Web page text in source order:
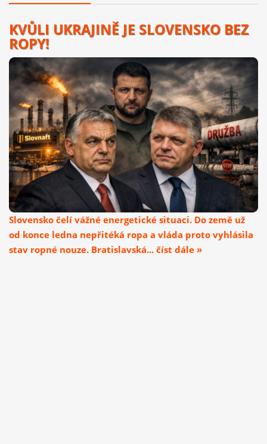
KVŮLI UKRAJINĚ JE SLOVENSKO BEZ
ROPY!
Slovensko čelí vážné energetické situaci. Do země už
od konce ledna nepřitéká ropa a vláda proto vyhlásila
stav ropné nouze. Bratislavská... číst dále »